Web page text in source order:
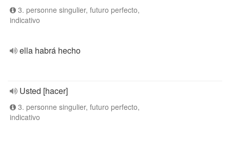
3. personne singulier, futuro perfecto,
indicativo
ella habrá hecho
Usted [hacer]
3. personne singulier, futuro perfecto,
indicativo